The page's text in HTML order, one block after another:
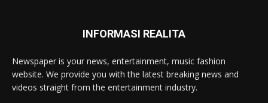
INFORMASI REALITA
Newspaper is your news, entertainment, music fashion
website. We provide you with the latest breaking news and
videos straight from the entertainment industry.